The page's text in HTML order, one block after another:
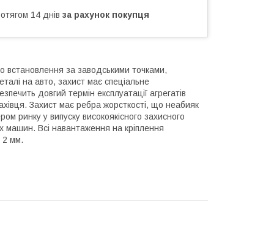
14 днів за рахунок покупця
встановлення за заводськими точками,
на авто, захист має спеціальне
довгий термін експлуатації агрегатів
Захист має ребра жорсткості, що неабияк
ринку у випуску високоякісного захисного
машин. Всі навантаження на кріплення
2 мм.